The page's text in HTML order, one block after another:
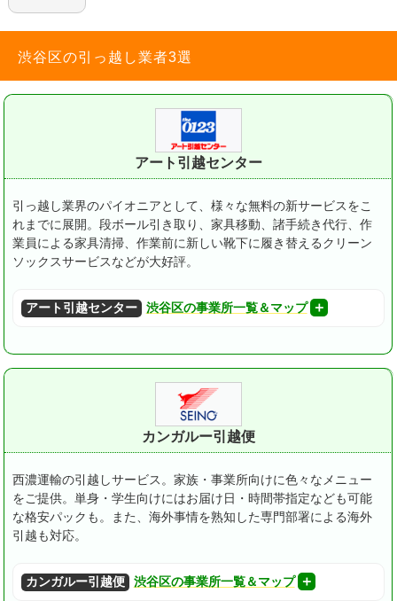
渋谷区の引っ越し業者3選
アート引越センター
引っ越し業界のパイオニアとして、様々な無料の新サービスをこ
れまでに展開。段ボール引き取り、家具移動、諸手続き代行、作
業員による家具清掃、作業前に新しい靴下に履き替えるクリーン
ソックスサービスなどが大好評。
アート引越センター 渋谷区の事業所一覧＆マップ
カンガルー引越便
西濃運輸の引越しサービス。家族・事業所向けに色々なメニュー
をご提供。単身・学生向けにはお届け日・時間帯指定なども可能
な格安パックも。
また、海外事情を熟知した専門部署による海外
引越も対応。
カンガルー引越便 渋谷区の事業所一覧＆マップ